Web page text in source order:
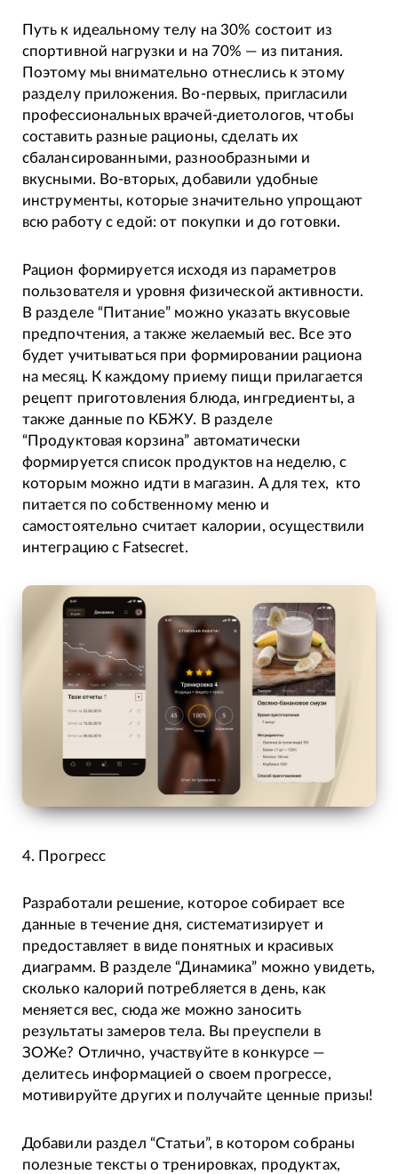
Путь к идеальному телу на 30% состоит из
спортивной нагрузки и на 70% — из питания.
Поэтому мы внимательно отнеслись к этому
разделу приложения. Во-первых, пригласили
профессиональных врачей-диетологов, чтобы
составить разные рационы, сделать их
сбалансированными, разнообразными и
вкусными. Во-вторых, добавили удобные
инструменты, которые значительно упрощают
всю работу с едой: от покупки и до готовки.
Рацион формируется исходя из параметров
пользователя и уровня физической активности.
В разделе “Питание” можно указать вкусовые
предпочтения, а также желаемый вес. Все это
будет учитываться при формировании рациона
на месяц. К каждому приему пищи прилагается
рецепт приготовления блюда, ингредиенты, а
также данные по КБЖУ. В разделе
“Продуктовая корзина” автоматически
формируется список продуктов на неделю, с
которым можно идти в магазин. А для тех, кто
питается по собственному меню и
самостоятельно считает калории, осуществили
интеграцию с Fatsecret.
4. Прогресс
Разработали решение, которое собирает все
данные в течение дня, систематизирует и
предоставляет в виде понятных и красивых
диаграмм. В разделе “Динамика” можно увидеть,
сколько калорий потребляется в день, как
меняется вес, сюда же можно заносить
результаты замеров тела. Вы преуспели в
ЗОЖе? Отлично, участвуйте в конкурсе —
делитесь информацией о своем прогрессе,
мотивируйте других и получайте ценные призы!
Добавили раздел “Статьи”, в котором собраны
полезные тексты о тренировках, продуктах,